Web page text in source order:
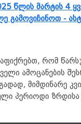
წლის მარტის 4
გამოვიჩინოთ -
რომ
ამოცანების
მიმდინარე
პერიოდი